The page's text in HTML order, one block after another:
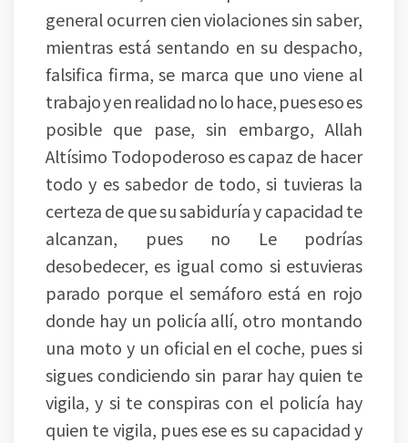
general ocurren cien violaciones sin saber,
mientras está sentando en su despacho,
falsifica firma, se marca que uno viene al
trabajo y en realidad no lo hace, pues eso es
posible que pase, sin embargo, Allah
Altísimo Todopoderoso es capaz de hacer
todo y es sabedor de todo, si tuvieras la
certeza de que su sabiduría y capacidad te
alcanzan, pues no Le podrías
desobedecer, es igual como si estuvieras
parado porque el semáforo está en rojo
donde hay un policía allí, otro montando
una moto y un oficial en el coche, pues si
sigues condiciendo sin parar hay quien te
vigila, y si te conspiras con el policía hay
quien te vigila, pues ese es su capacidad y